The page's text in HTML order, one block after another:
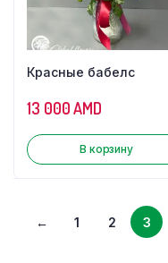
Красные бабелс
13 000AMD
В корзину
← 1 2 3